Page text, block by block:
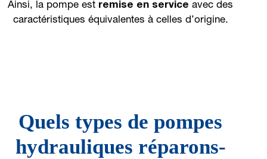
Ainsi, la pompe est remise en service avec des
caractéristiques équivalentes à celles d’origine.
Quels types de pompes
hydrauliques réparons-